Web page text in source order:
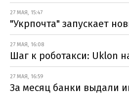
27 МАЯ, 15:47
"Укрпочта" запускает
27 МАЯ, 16:08
Шаг к роботакси: Uklon
27 МАЯ, 16:59
За месяц банки выдали